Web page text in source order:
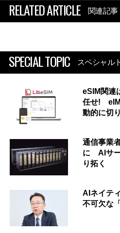
RELATED ARTICLE 関連記事
SPECIAL TOPIC スペシャル
eSIM関連
任せ! eIM
動的に切
通信事業
に AIサー
り拓く
AIネイテ
不可欠な